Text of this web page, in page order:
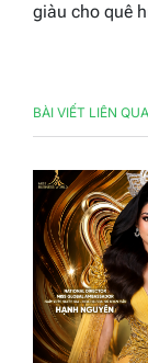
giàu cho quê
BÀI VIẾT LIÊN